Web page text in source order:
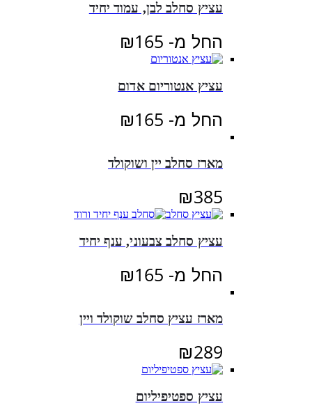
עציץ סחלב לבן, עמוד יחיד
החל מ- ₪165
עציץ אנטוריום אדום
החל מ- ₪165
מארז סחלב יין ושוקולד
₪385
עציץ סחלב צבעוני, ענף יחיד
החל מ- ₪165
מארז עציץ סחלב שוקולד ויין
₪289
עציץ ספטיפיליום